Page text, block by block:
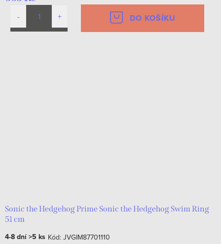
DO KOŠÍKU
Sonic the Hedgehog Prime Sonic the Hedgehog Swim Ring
51 cm
4-8 dní>5 ks Kód: JVGIM87701110